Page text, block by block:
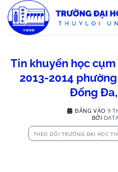
qua
nội
Tin khuyến học
2013-2014
Đống
ĐĂNG VÀO9
BỞI
THEO DÕI TRƯỜNG ĐẠI HỌC